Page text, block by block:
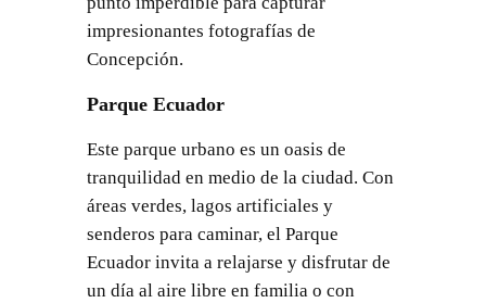
impresionantes fotografías de
Concepción.
Parque Ecuador
Este parque urbano es un oasis de
tranquilidad en medio de la ciudad. Con
áreas verdes, lagos artificiales y
senderos para caminar, el Parque
Ecuador invita a relajarse y disfrutar de
un día al aire libre en familia o con